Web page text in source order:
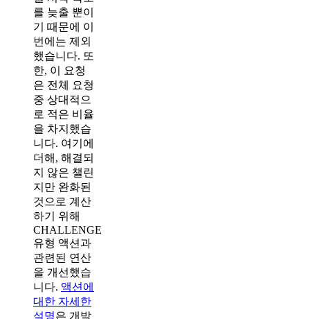
를 늦출 뿐이
기 때문에 이
번에는 제외
했습니다. 또
한, 이 요청
은 전체 요청
중 상대적으
로 적은 비율
을 차지했습
니다. 여기에
더해, 해결되
지 않은 챌린
지만 완화된
것으로 계산
하기 위해
CHALLENGE
유형 액션과
관련된 연산
을 개선했습
니다. 액션에
대한 자세한
설명은 개발